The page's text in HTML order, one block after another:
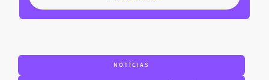
NOTÍCIAS